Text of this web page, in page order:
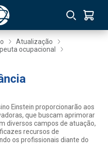
Atualização
ocupacional
Einstein proporcionarão aos
que buscam aprimorar
diversos campos de atuação,
recursos de
os profissionais diante do